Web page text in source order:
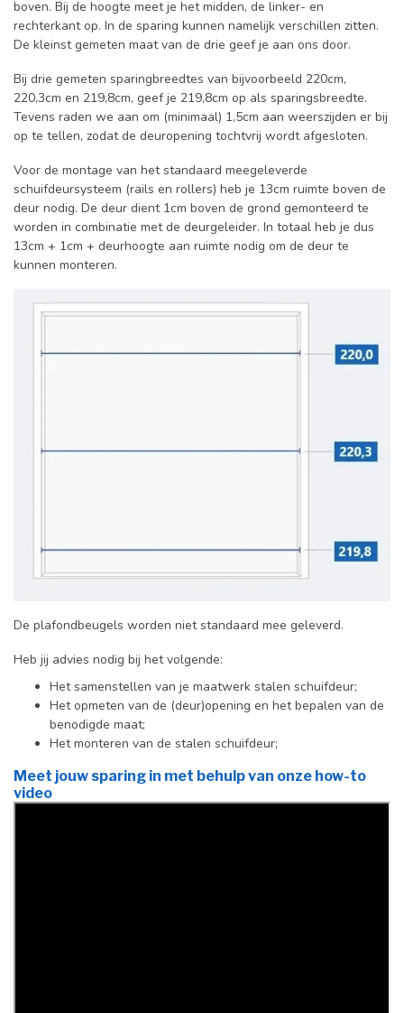
boven. Bij de hoogte meet je het midden, de linker- en
rechterkant op. In de sparing kunnen namelijk verschillen zitten.
De kleinst gemeten maat van de drie geef je aan ons door.
Bij drie gemeten sparingbreedtes van bijvoorbeeld 220cm,
220,3cm en 219,8cm, geef je 219,8cm op als sparingsbreedte.
Tevens raden we aan om (minimaal) 1,5cm aan weerszijden er bij
op te tellen, zodat de deuropening tochtvrij wordt afgesloten.
Voor de montage van het standaard meegeleverde
schuifdeursysteem (rails en rollers) heb je 13cm ruimte boven de
deur nodig. De deur dient 1cm boven de grond gemonteerd te
worden in combinatie met de deurgeleider. In totaal heb je dus
13cm + 1cm + deurhoogte aan ruimte nodig om de deur te
kunnen monteren.
De plafondbeugels worden niet standaard mee geleverd.
Heb jij advies nodig bij het volgende:
Het samenstellen van je maatwerk stalen schuifdeur;
Het opmeten van de (deur)opening en het bepalen van de
benodigde maat;
Het monteren van de stalen schuifdeur;
Meet jouw sparing in met behulp van onze how-to
video